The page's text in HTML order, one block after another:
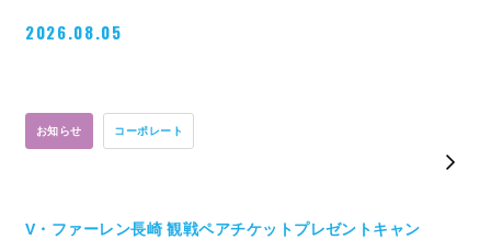
2026.08.05
お知らせ コーポレート
V・ファーレン長崎 観戦ペアチケットプレゼントキャン